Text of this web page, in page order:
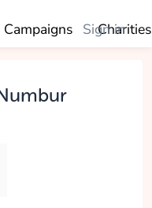
Campaigns Charities
Sign in